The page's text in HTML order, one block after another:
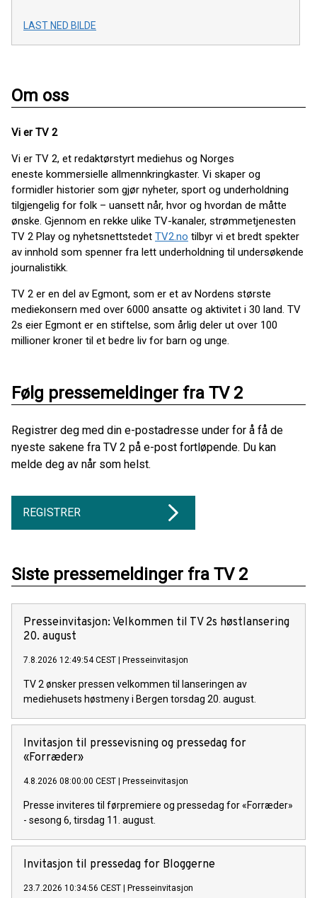
LAST NED BILDE
Om oss
Vi er TV 2
Vi er TV 2, et redaktørstyrt mediehus og Norges
eneste kommersielle allmennkringkaster. Vi skaper og
formidler historier som gjør nyheter, sport og underholdning
tilgjengelig for folk – uansett når, hvor og hvordan de måtte
ønske. Gjennom en rekke ulike TV-kanaler, strømmetjenesten
TV 2 Play og nyhetsnettstedet TV2.no tilbyr vi et bredt spekter
av innhold som spenner fra lett underholdning til undersøkende
journalistikk.
TV 2 er en del av Egmont, som er et av Nordens største
mediekonsern med over 6000 ansatte og aktivitet i 30 land. TV
2s eier Egmont er en stiftelse, som årlig deler ut over 100
millioner kroner til et bedre liv for barn og unge.
Følg pressemeldinger fra TV 2
Registrer deg med din e-postadresse under for å få de
nyeste sakene fra TV 2 på e-post fortløpende. Du kan
melde deg av når som helst.
REGISTRER
Siste pressemeldinger fra TV 2
Presseinvitasjon: Velkommen til TV 2s høstlansering
20. august
7.8.2026 12:49:54 CEST | Presseinvitasjon
TV 2 ønsker pressen velkommen til lanseringen av
mediehusets høstmeny i Bergen torsdag 20. august.
Invitasjon til pressevisning og pressedag for
«Forræder»
4.8.2026 08:00:00 CEST | Presseinvitasjon
Presse inviteres til førpremiere og pressedag for «Forræder»
- sesong 6, tirsdag 11. august.
Invitasjon til pressedag for Bloggerne
23.7.2026 10:34:56 CEST | Presseinvitasjon